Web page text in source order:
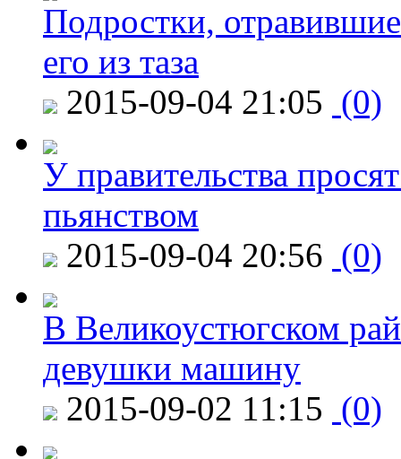
Подростки,
его из таза
2015-09-04 21:05 (0)
У правительства
пьянством
2015-09-04 20:56 (0)
В Великоустюгском
девушки машину
2015-09-02 11:15 (0)